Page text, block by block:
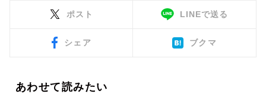
ポスト LINEで送る
シェア ブクマ
あわせて読みたい